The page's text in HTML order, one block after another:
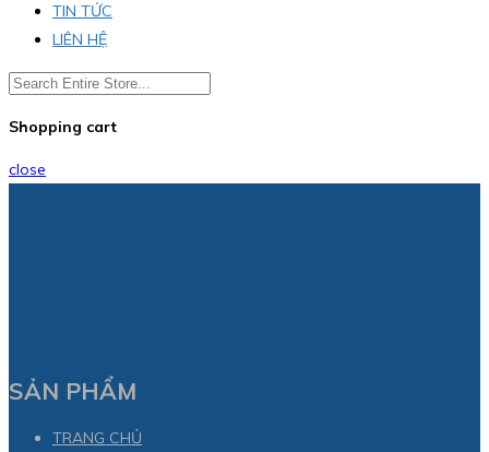
TIN TỨC
LIÊN HỆ
Shopping cart
close
SẢN PHẨM
TRANG CHỦ